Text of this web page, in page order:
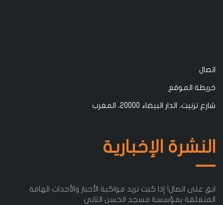
اتصال
خريطة الموقع
شارع تزنيت، الدار البيضاء 20000، المغرب
النشرة الإخبارية
ابق على اتصال! إذا كنت تريد مواكبة الأخبار والأحداث الهامة
المتعلقة بمؤسسة مسجد الحسن الثاني